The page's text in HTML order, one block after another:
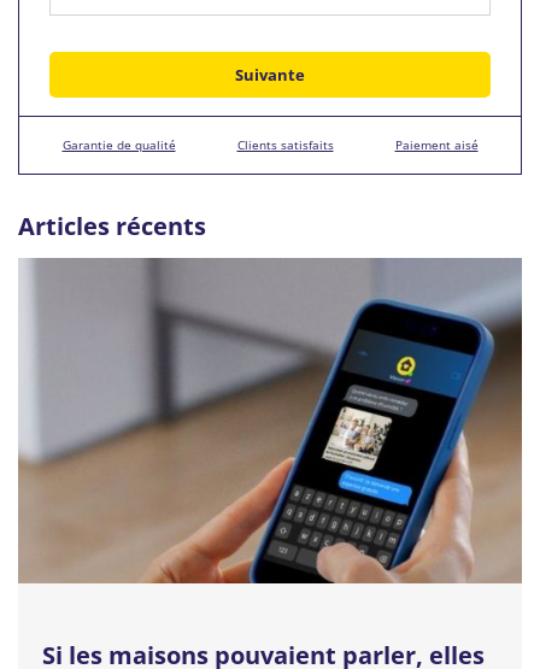
Garantie de qualité Clients satisfaits Paiement aisé
Articles récents
Si les maisons pouvaient parler, elles